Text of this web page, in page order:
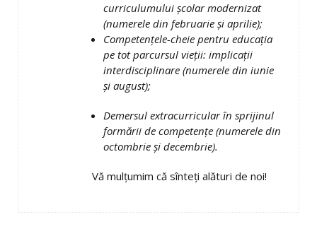
curriculumului şcolar modernizat
(numerele din februarie şi aprilie);
Competenţele-cheie pentru educaţia
pe tot parcursul vieţii: implicaţii
interdisciplinare (numerele din iunie
şi august);
Demersul extracurricular în sprijinul
formării de competenţe (numerele din
octombrie şi decembrie).
Vă mulţumim că sînteţi alături de noi!